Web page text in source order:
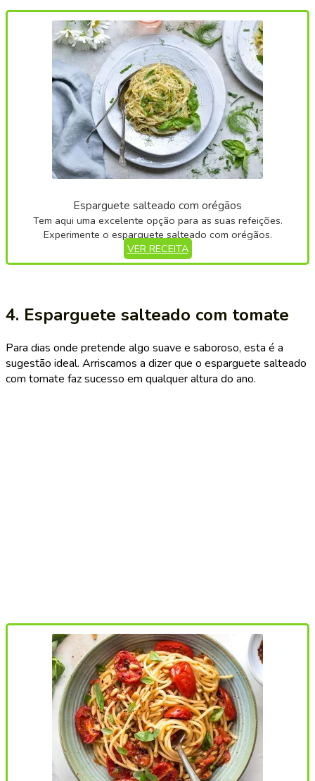
Esparguete salteado com orégãos
Tem aqui uma excelente opção para as suas refeições.
Experimente o esparguete salteado com orégãos.
VER RECEITA
4. Esparguete salteado com tomate
Para dias onde pretende algo suave e saboroso, esta é a
sugestão ideal. Arriscamos a dizer que o esparguete salteado
com tomate faz sucesso em qualquer altura do ano.